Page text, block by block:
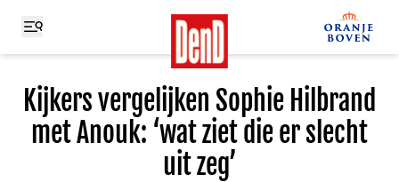
Kijkers vergelijken Sophie Hilbrand
met Anouk: ‘wat ziet die er slecht
uit zeg’